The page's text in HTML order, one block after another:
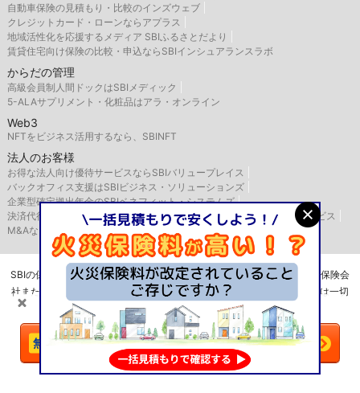
自動車保険の見積もり・比較のインズウェブ
クレジットカード・ローンならアプラス
地域活性化を応援するメディア SBIふるさとだより
賃貸住宅向け保険の比較・申込ならSBIインシュアランスラボ
からだの管理
高級会員制人間ドックはSBIメディック
5-ALAサプリメント・化粧品はアラ・オンライン
Web3
NFTをビジネス活用するなら、SBINFT
法人のお客様
お得な法人向け優待サービスならSBIバリュープレイス
バックオフィス支援はSBIビジネス・ソリューションズ
企業型確定拠出年金のSBIベネフィット・システムズ
決済代行サービスはゼウス 航空機・船舶リースならSBIリーシングサービス
M&AならSBI辻・本郷M&A
SBIの保険比較インズウェブを運営するSBIホールディングス株式会社は保険会
社または保険代理店ではありませんので、保険の媒介・募集・販売行為は一切
行いません。
Copyright© SBI Holdings Inc. All Rights Reserved.
＼火災保険は 比較で安くなる！／
今すぐ一括見積もりへ